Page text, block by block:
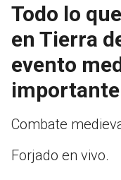
Todo lo
en Tierra
evento
Combate
Forjado en vivo.